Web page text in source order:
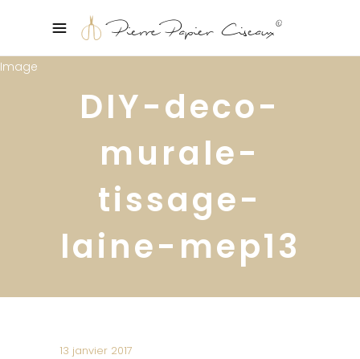
DIY-deco-
murale-
tissage-
laine-mep13
13 janvier 2017